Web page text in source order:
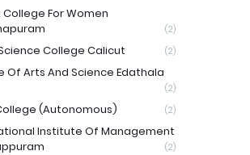
For Women
(2)
College Calicut (2)
Of Arts And Science Edathala
(2)
(Autonomous) (2)
Institute Of Management
(2)